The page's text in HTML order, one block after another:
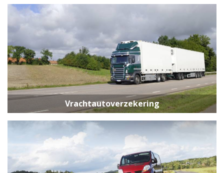
Vrachtautoverzekering